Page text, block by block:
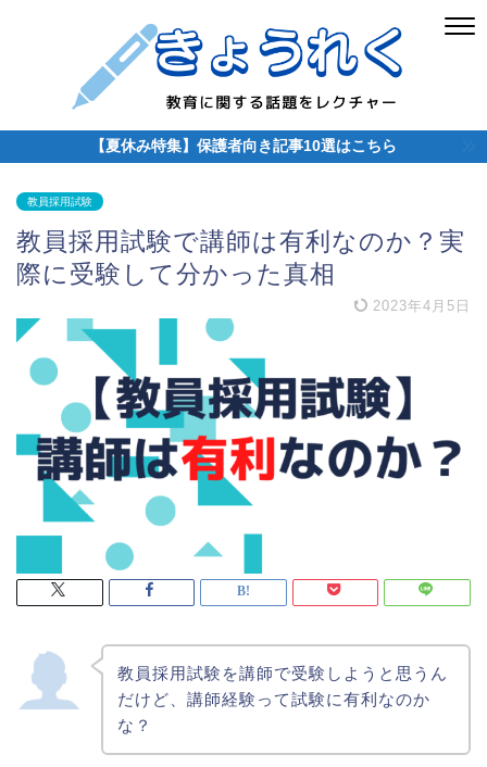
【夏休み特集】保護者向き記事10選はこちら
教員採用試験
教員採用試験で講師は有利なのか？実
際に受験して分かった真相
2023年4月5日
教員採用試験を講師で受験しようと思うん
だけど、講師経験って試験に有利なのか
な？